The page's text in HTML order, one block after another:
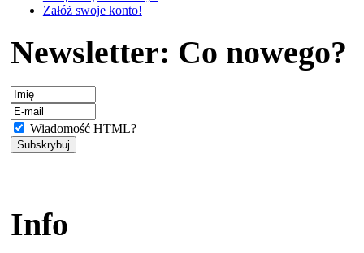
Załóż swoje konto!
Newsletter: Co nowego?
Wiadomość HTML?
Info